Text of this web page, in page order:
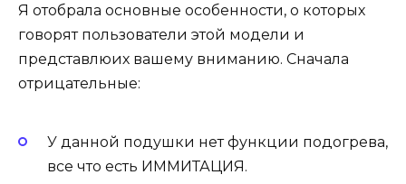
Я отобрала основные особенности, о которых
говорят пользователи этой модели и
представлюих вашему вниманию. Сначала
отрицательные:
У данной подушки нет функции подогрева,
все что есть ИММИТАЦИЯ.